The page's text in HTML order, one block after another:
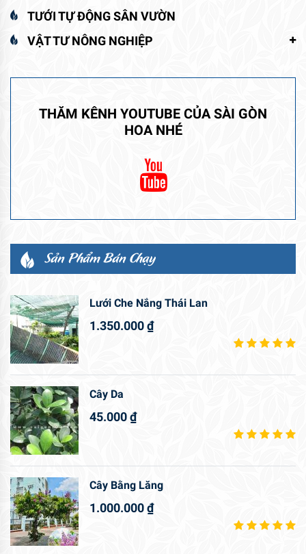
TƯỚI TỰ ĐỘNG SÂN VƯỜN
VẬT TƯ NÔNG NGHIỆP
THĂM KÊNH YOUTUBE CỦA SÀI GÒN
HOA NHÉ
Sản Phẩm Bán Chạy
Lưới Che Nắng Thái Lan
1.350.000₫
Cây Da
45.000₫
Cây Bằng Lăng
1.000.000₫